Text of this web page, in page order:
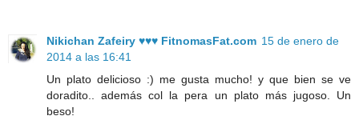
Nikichan Zafeiry ♥♥♥ FitnomasFat.com 15 de enero de
2014 a las 16:41
Un plato delicioso :) me gusta mucho! y que bien se ve
doradito.. además col la pera un plato más jugoso. Un
beso!